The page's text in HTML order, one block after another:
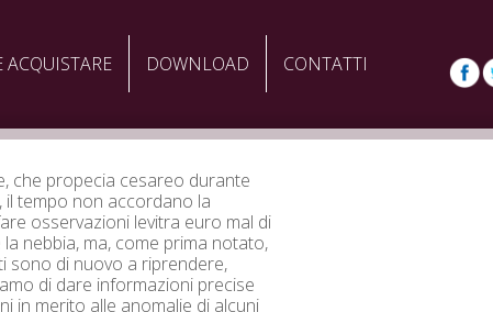
ACQUISTARE DOWNLOAD CONTATTI
che propecia cesareo durante
il tempo non accordano la
osservazioni levitra euro mal di
nebbia, ma, come prima notato,
sono di nuovo a riprendere,
di dare informazioni precise
in merito alle anomalie di alcuni